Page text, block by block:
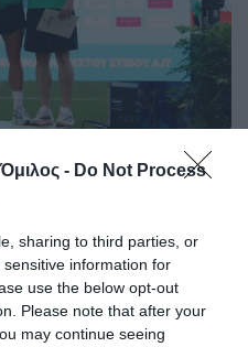
- Do Not Process
sharing to third parties, or
information for
use the below opt-out
Please note that after your
may continue seeing
σε βαθμούς
πρωταγωνιστής στο
από την ανεπίσημη γενική
και γυναίκες.